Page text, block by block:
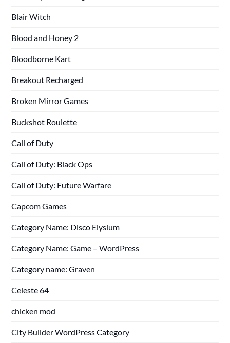
Blair Witch
Blood and Honey 2
Bloodborne Kart
Breakout Recharged
Broken Mirror Games
Buckshot Roulette
Call of Duty
Call of Duty: Black Ops
Call of Duty: Future Warfare
Capcom Games
Category Name: Disco Elysium
Category Name: Game – WordPress
Category name: Graven
Celeste 64
chicken mod
City Builder WordPress Category